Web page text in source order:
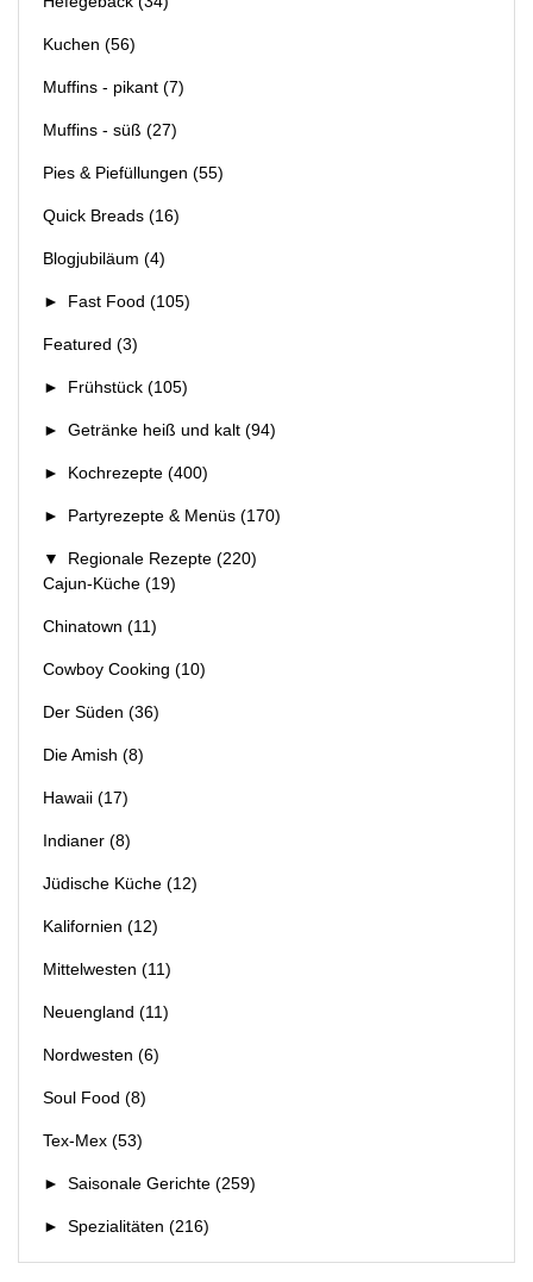
Kuchen (56)
Muffins - pikant (7)
Muffins - süß (27)
Pies & Piefüllungen (55)
Quick Breads (16)
Blogjubiläum (4)
► Fast Food (105)
Featured (3)
► Frühstück (105)
► Getränke heiß und kalt (94)
► Kochrezepte (400)
► Partyrezepte & Menüs (170)
▼ Regionale Rezepte (220)
Cajun-Küche (19)
Chinatown (11)
Cowboy Cooking (10)
Der Süden (36)
Die Amish (8)
Hawaii (17)
Indianer (8)
Jüdische Küche (12)
Kalifornien (12)
Mittelwesten (11)
Neuengland (11)
Nordwesten (6)
Soul Food (8)
Tex-Mex (53)
► Saisonale Gerichte (259)
► Spezialitäten (216)